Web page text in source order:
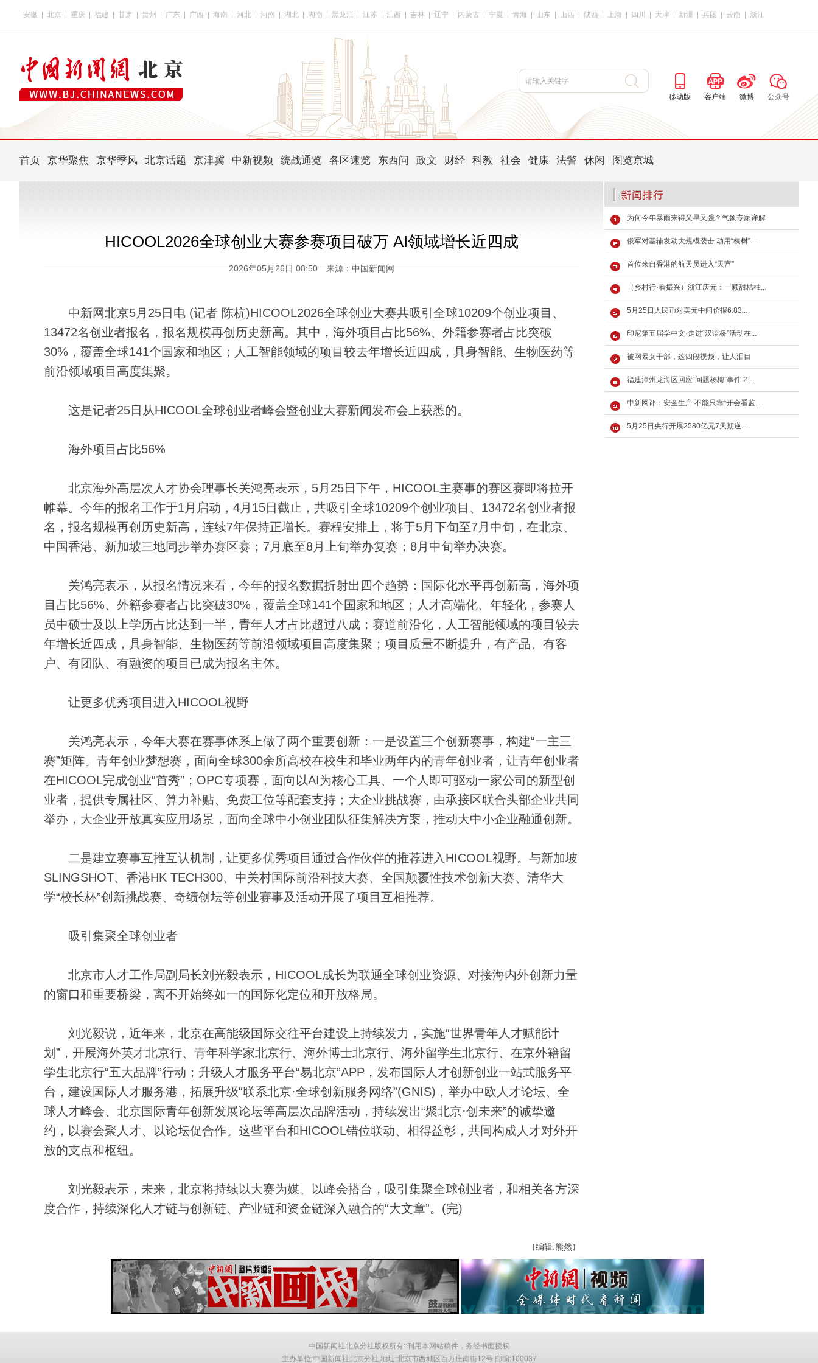
安徽 北京 重庆 福建 甘肃 贵州 广东 广西 海南 河北 河南 湖北 湖南 黑龙江 江苏 江西 吉林 辽宁 内蒙古 宁夏 青海 山东 山西 陕西 上海 四川 天津 新疆 兵团 云南 浙江
移动版 客户端 微博 公众号
首页 京华聚焦 京华季风 北京话题 京津冀 中新视频 统战通览 各区速览 东西问 政文 财经 科教 社会 健康 法警 休闲 图览京城
HICOOL2026全球创业大赛参赛项目破万 AI领域增长近四成
2026年05月26日 08:50 来源：中国新闻网
中新网北京5月25日电 (记者 陈杭)HICOOL2026全球创业大赛共吸引全球10209个创业项目、
13472名创业者报名，报名规模再创历史新高。其中，海外项目占比56%、外籍参赛者占比突破
30%，覆盖全球141个国家和地区；人工智能领域的项目较去年增长近四成，具身智能、生物医药等
前沿领域项目高度集聚。
这是记者25日从HICOOL全球创业者峰会暨创业大赛新闻发布会上获悉的。
海外项目占比56%
北京海外高层次人才协会理事长关鸿亮表示，5月25日下午，HICOOL主赛事的赛区赛即将拉开
帷幕。今年的报名工作于1月启动，4月15日截止，共吸引全球10209个创业项目、13472名创业者报
名，报名规模再创历史新高，连续7年保持正增长。赛程安排上，将于5月下旬至7月中旬，在北京、
中国香港、新加坡三地同步举办赛区赛；7月底至8月上旬举办复赛；8月中旬举办决赛。
关鸿亮表示，从报名情况来看，今年的报名数据折射出四个趋势：国际化水平再创新高，海外项
目占比56%、外籍参赛者占比突破30%，覆盖全球141个国家和地区；人才高端化、年轻化，参赛人
员中硕士及以上学历占比达到一半，青年人才占比超过八成；赛道前沿化，人工智能领域的项目较去
年增长近四成，具身智能、生物医药等前沿领域项目高度集聚；项目质量不断提升，有产品、有客
户、有团队、有融资的项目已成为报名主体。
让更多优秀项目进入HICOOL视野
关鸿亮表示，今年大赛在赛事体系上做了两个重要创新：一是设置三个创新赛事，构建“一主三
赛”矩阵。青年创业梦想赛，面向全球300余所高校在校生和毕业两年内的青年创业者，让青年创业者
在HICOOL完成创业“首秀”；OPC专项赛，面向以AI为核心工具、一个人即可驱动一家公司的新型创
业者，提供专属社区、算力补贴、免费工位等配套支持；大企业挑战赛，由承接区联合头部企业共同
举办，大企业开放真实应用场景，面向全球中小创业团队征集解决方案，推动大中小企业融通创新。
二是建立赛事互推互认机制，让更多优秀项目通过合作伙伴的推荐进入HICOOL视野。与新加坡
SLINGSHOT、香港HK TECH300、中关村国际前沿科技大赛、全国颠覆性技术创新大赛、清华大
学“校长杯”创新挑战赛、奇绩创坛等创业赛事及活动开展了项目互相推荐。
吸引集聚全球创业者
北京市人才工作局副局长刘光毅表示，HICOOL成长为联通全球创业资源、对接海内外创新力量
的窗口和重要桥梁，离不开始终如一的国际化定位和开放格局。
刘光毅说，近年来，北京在高能级国际交往平台建设上持续发力，实施“世界青年人才赋能计
划”，开展海外英才北京行、青年科学家北京行、海外博士北京行、海外留学生北京行、在京外籍留
学生北京行“五大品牌”行动；升级人才服务平台“易北京”APP，发布国际人才创新创业一站式服务平
台，建设国际人才服务港，拓展升级“联系北京·全球创新服务网络”(GNIS)，举办中欧人才论坛、全
球人才峰会、北京国际青年创新发展论坛等高层次品牌活动，持续发出“聚北京·创未来”的诚挚邀
约，以赛会聚人才、以论坛促合作。这些平台和HICOOL错位联动、相得益彰，共同构成人才对外开
放的支点和枢纽。
刘光毅表示，未来，北京将持续以大赛为媒、以峰会搭台，吸引集聚全球创业者，和相关各方深
度合作，持续深化人才链与创新链、产业链和资金链深入融合的“大文章”。(完)
【编辑:熊然 】
为何今年暴雨来得又早又强？气象专家详解
俄军对基辅发动大规模袭击 动用“榛树”...
首位来自香港的航天员进入“天宫”
（乡村行·看振兴）浙江庆元：一颗甜桔柚...
5月25日人民币对美元中间价报6.83...
印尼第五届学中文·走进“汉语桥”活动在...
被网暴女干部，这四段视频，让人泪目
福建漳州龙海区回应“问题杨梅”事件 2...
中新网评：安全生产 不能只靠“开会看监...
5月25日央行开展2580亿元7天期逆...
中国新闻社北京分社版权所有::刊用本网站稿件，务经书面授权
主办单位:中国新闻社北京分社 地址:北京市西城区百万庄南街12号 邮编:100037